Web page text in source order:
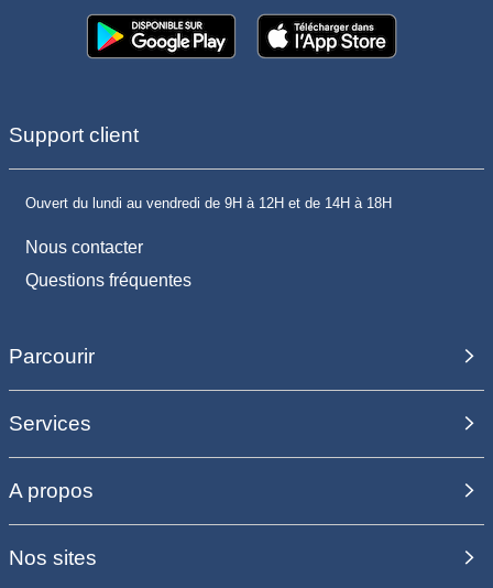
Support client
Ouvert du lundi au vendredi de 9H à 12H et de 14H à 18H
Nous contacter
Questions fréquentes
Parcourir
Services
A propos
Nos sites